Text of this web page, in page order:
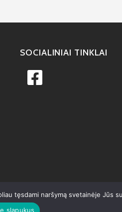
SOCIALINIAI TINKLAI
tęsdami naršymą svetainėje Jūs
slapukus